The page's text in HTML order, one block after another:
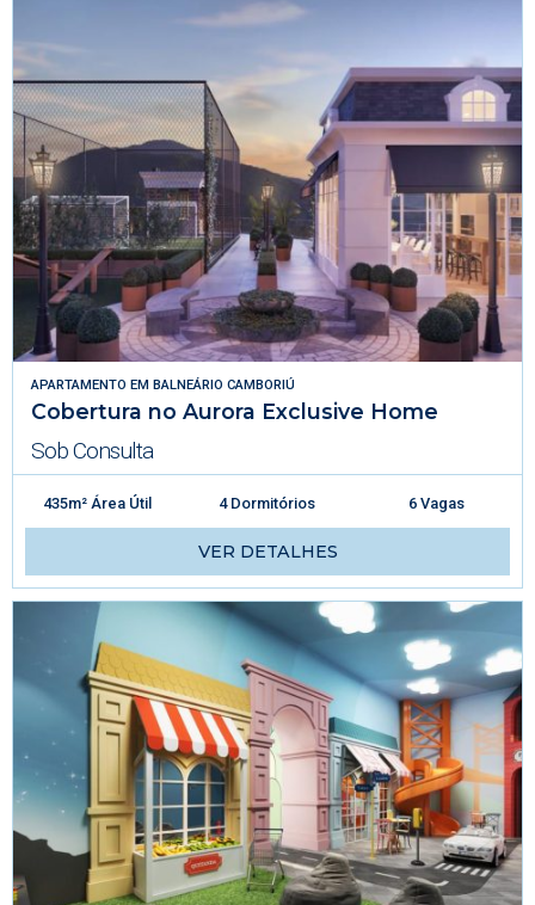
APARTAMENTO EM BALNEÁRIO CAMBORIÚ
Cobertura no Aurora Exclusive Home
Sob Consulta
435m² Área Útil 4 Dormitórios 6 Vagas
VER DETALHES